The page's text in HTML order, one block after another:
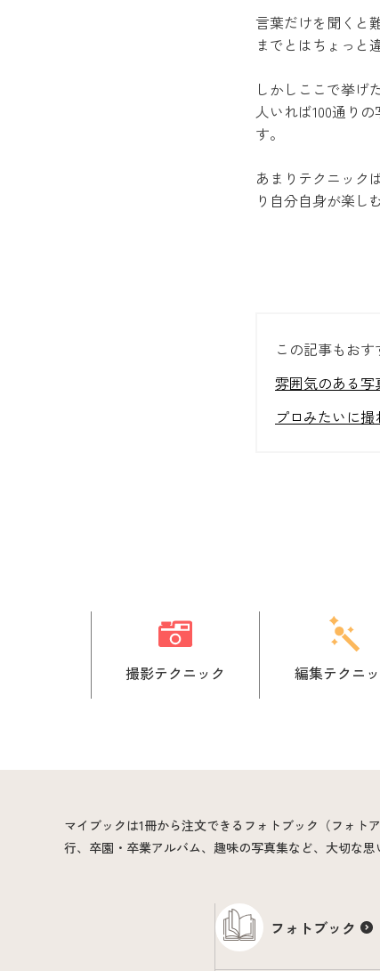
言葉だけを聞くと
までとはちょっと
しかしここで挙げ
人いれば100通り
す。
あまりテクニック
り自分自身が楽し
この記事もおす
雰囲気のある写
プロみたいに
撮影テクニック 編集テクニ
マイブックは1冊から注文できるフォトブック（フォト
行、卒園・卒業アルバム、趣味の写真集など、大切な
フォトブック